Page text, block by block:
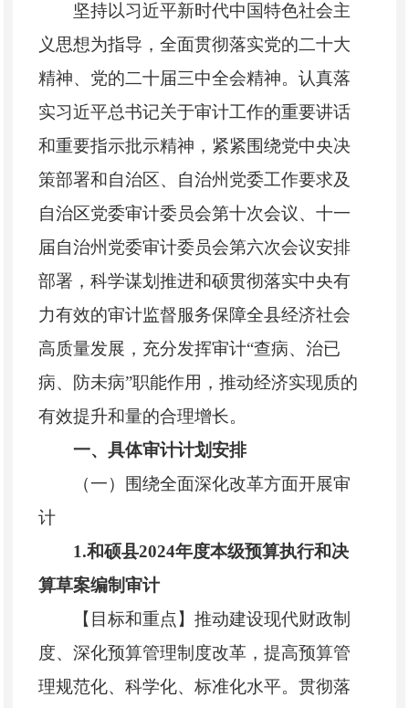
坚持以习近平新时代中国特色社会主
义思想为指导，全面贯彻落实党的二十大
精神、党的二十届三中全会精神。认真落
实习近平总书记关于审计工作的重要讲话
和重要指示批示精神， 紧紧围绕党中央决
策部署和自治区、自治州党委工作要求及
自治区党委审计委员会第十次会议、十一
届自治州党委审计委员会第六次会议安排
部署，科学谋划推进和硕贯彻落实中央有
力有效的审计监督服务保障全县经济社会
高质量发展 ，充分发挥审计“查病、治已
病、防未病”职能作用，推动经济实现质的
有效提升和量的合理增长。
一、具体审计计划安排
（一）围绕全面深化改革方面开展审
计
1.和硕县2024年度本级预算执行和决
算草案编制审计
【目标和重点】 推动建设现代财政制
度、深化预算管理制度改革，提高预算管
理规范化、科学化、标准化水平。贯彻落